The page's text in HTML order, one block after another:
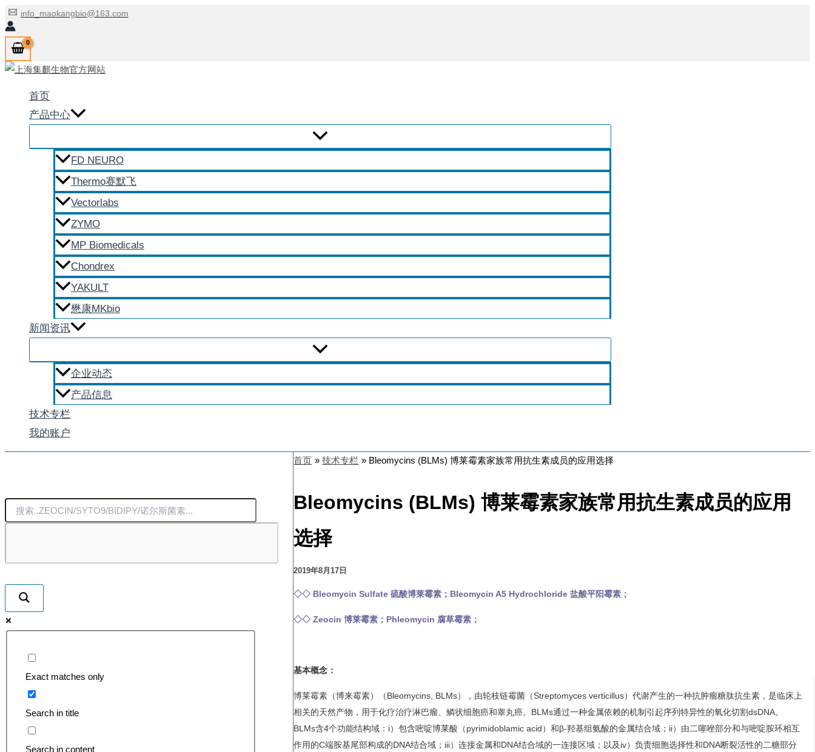
跳
至
内
容
info_maokangbio@163.com
首页
产品中心
FD NEURO
Thermo赛默飞
Vectorlabs
ZYMO
MP Biomedicals
Chondrex
YAKULT
懋康MKbio
新闻资讯
企业动态
产品信息
技术专栏
我的账户
Exact matches only
Search in title
Search in content
首页 技术专栏 Bleomycins (BLMs) 博莱霉素家族常用抗生素成员的应用选择
Bleomycins (BLMs) 博莱霉素家族常用抗生素成员的应用
选择
2019年8月17日
◇◇ Bleomycin Sulfate 硫酸博莱霉素；Bleomycin A5 Hydrochloride 盐酸平阳霉素；
◇◇ Zeocin 博莱霉素；Phleomycin 腐草霉素；
基本概念：
博莱霉素（博来霉素）（Bleomycins, BLMs），由轮枝链霉菌（Streptomyces verticillus）代谢产生的一种抗肿瘤糖肽抗生素，是临床上
相关的天然产物，用于化疗治疗淋巴瘤、鳞状细胞癌和睾丸癌。BLMs通过一种金属依赖的机制引起序列特异性的氧化切割dsDNA。
BLMs含4个功能结构域：i）包含嘧啶博莱酸（pyrimidoblamic acid）和β-羟基组氨酸的金属结合域；ii）由二噻唑部分和与嘧啶胺环相互
作用的C端胺基尾部构成的DNA结合域；iii）连接金属和DNA结合域的一连接区域；以及iv）负责细胞选择性和DNA断裂活性的二糖部分